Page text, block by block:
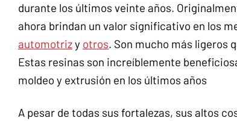
durante los últimos veinte años.
ahora brindan un valor significativo en los
automotrizy otros. Son mucho más ligeros
Estas resinas son increíblemente
moldeo y extrusión en los últimos años
A pesar de todas sus fortalezas, sus altos